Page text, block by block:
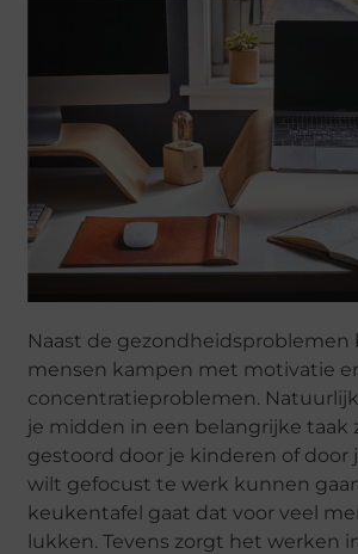
Naast de gezondheidsproblemen
mensen kampen met motivatie
concentratieproblemen.
je midden in een belangrijke taak
gestoord door je kinderen of door
wilt gefocust te werk kunnen
keukentafel gaat dat voor veel
lukken. Tevens zorgt het werken